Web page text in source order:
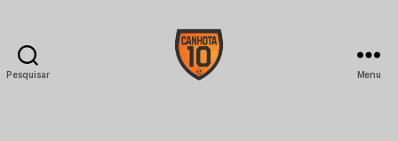
Pesquisar Menu